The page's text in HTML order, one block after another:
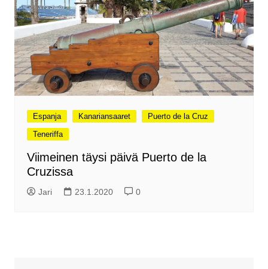
Espanja Kanariansaaret
Puerto de la Cruz
Teneriffa
Viimeinen täysi päivä Puerto de la
Cruzissa
Jari 23.1.2020 0